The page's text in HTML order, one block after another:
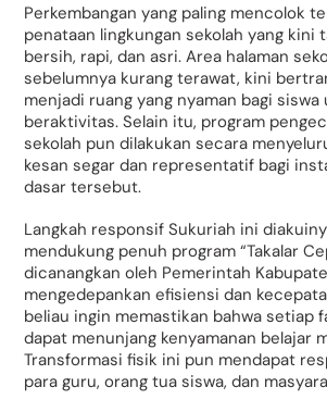
Perkembangan yang paling mencolok
penataan lingkungan sekolah yang kini
bersih, rapi, dan asri. Area halaman
sebelumnya kurang terawat, kini
menjadi ruang yang nyaman bagi siswa
beraktivitas. Selain itu, program
sekolah pun dilakukan secara
kesan segar dan representatif bagi
dasar tersebut.
Langkah responsif Sukuriah ini
mendukung penuh program “Takalar
dicanangkan oleh Pemerintah
mengedepankan efisiensi dan
beliau ingin memastikan bahwa setiap
dapat menunjang kenyamanan belajar
Transformasi fisik ini pun mendapat
para guru, orang tua siswa, dan